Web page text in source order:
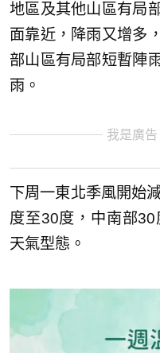
地區及其他山區有局
面靠近，降雨又增多
部山區有局部短暫陣
雨。
我是廣
下周一東北季風開始
度至30度，中南部
天氣型態。